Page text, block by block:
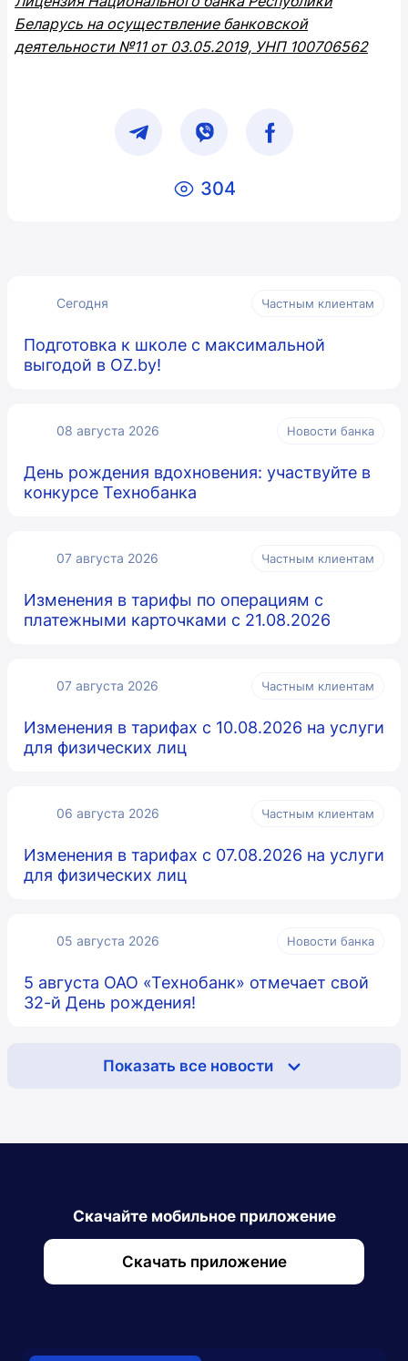
Беларусь на осуществление банковской
деятельности №11 от 03.05.2019, УНП 100706562
304
Сегодня Частным клиентам
Подготовка к школе с максимальной
выгодой в OZ.by!
08 августа 2026 Новости банка
День рождения вдохновения: участвуйте в
конкурсе Технобанка
07 августа 2026 Частным клиентам
Изменения в тарифы по операциям с
платежными карточками с 21.08.2026
07 августа 2026 Частным клиентам
Изменения в тарифах с 10.08.2026 на услуги
для физических лиц
06 августа 2026 Частным клиентам
Изменения в тарифах с 07.08.2026 на услуги
для физических лиц
05 августа 2026 Новости банка
5 августа ОАО «Технобанк» отмечает свой
32-й День рождения!
Показать все новости
Скачайте мобильное приложение
Скачать приложение